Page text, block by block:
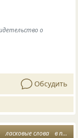
о
Обсудить
ласковые слова в память о маме